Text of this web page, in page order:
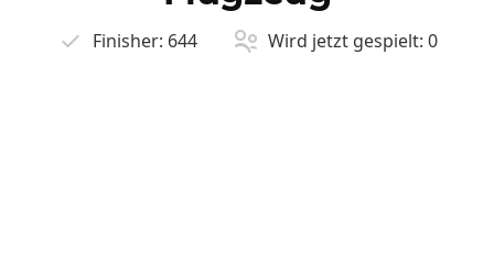
Finisher: 644 Wird jetzt gespielt: 0